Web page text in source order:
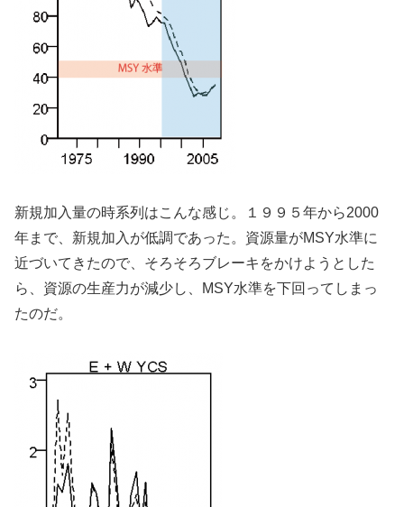
新規加入量の時系列はこんな感じ。１９９５年から2000
年まで、新規加入が低調であった。資源量がMSY水準に
近づいてきたので、そろそろブレーキをかけようとした
ら、資源の生産力が減少し、MSY水準を下回ってしまっ
たのだ。